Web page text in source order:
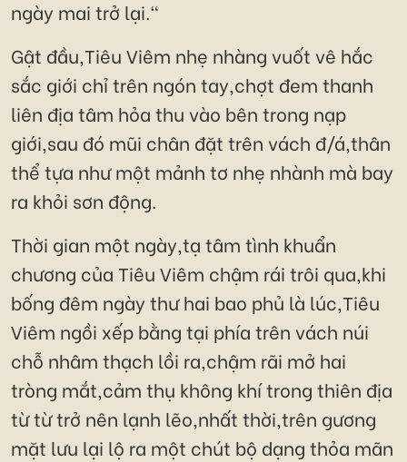
ngày mai trở lại."
Gật đầu,Tiêu Viêm nhẹ nhàng vuốt vê hắc
sắc giới chỉ trên ngón tay,chợt đem thanh
liên địa tâm hỏa thu vào bên trong nạp
giới,sau đó mũi chân đặt trên vách đ/á,thân
thể tựa như một mảnh tơ nhẹ nhành mà bay
ra khỏi sơn động.
Thời gian một ngày,tạ tâm tình khuẩn
chương của Tiêu Viêm chậm rái trôi qua,khi
bống đêm ngày thư hai bao phủ là lúc,Tiêu
Viêm ngồi xếp bằng tại phía trên vách núi
chỗ nhâm thạch lồi ra,chậm rãi mở hai
tròng mắt,cảm thụ không khí trong thiên địa
từ từ trở nên lạnh lẽo,nhất thời,trên gương
mặt lưu lại lộ ra một chút bộ dạng thỏa mãn